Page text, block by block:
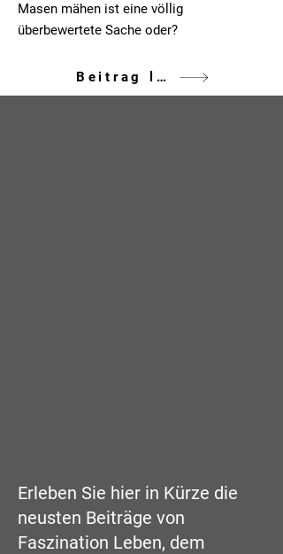
Masen mähen ist eine völlig
überbewertete Sache oder?
Beitrag lesen
Erleben Sie hier in Kürze die
neusten Beiträge von
Faszination Leben, dem